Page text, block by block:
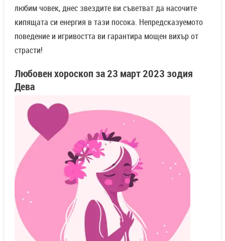
любим човек, днес звездите ви съветват да насочите
кипящата си енергия в тази посока. Непредсказуемото
поведение и игривостта ви гарантира мощен вихър от
страсти!
Любовен хороскоп за23 март2023 зодия
Дева